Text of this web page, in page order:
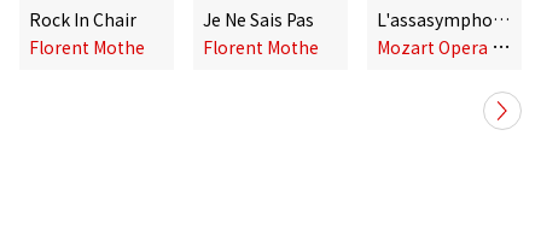
Rock In Chair
Florent Mothe
Je Ne Sais Pas
Florent Mothe
L'assasymphonie (Radio Edit)
M
ozart Opera Rock, Florent Mothe